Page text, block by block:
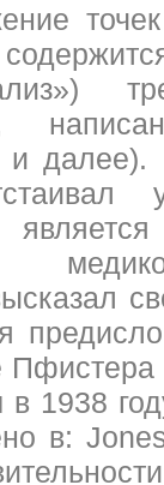
далее).
Пфистера
1938
в: